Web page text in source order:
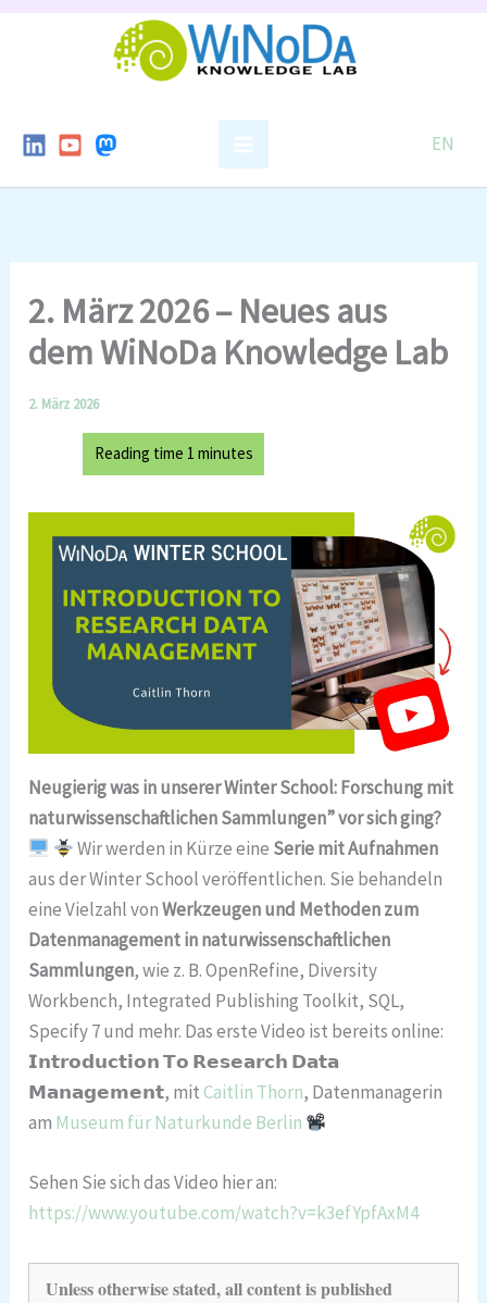
EN
2. März 2026 – Neues aus
dem WiNoDa Knowledge Lab
2. März 2026
Neugierig was in unserer Winter School: Forschung mit
naturwissenschaftlichen Sammlungen” vor sich ging?
Wir werden in Kürze eine Serie mit Aufnahmen
aus der Winter School veröffentlichen. Sie behandeln
eine Vielzahl vonWerkzeugen und Methoden zum
Datenmanagement in naturwissenschaftlichen
Sammlungen, wie z. B. OpenRefine, Diversity
Workbench, Integrated Publishing Toolkit, SQL,
Specify 7 und mehr. Das erste Video ist bereits online:
𝗜𝗻𝘁𝗿𝗼𝗱𝘂𝗰𝘁𝗶𝗼𝗻 𝗧𝗼 𝗥𝗲𝘀𝗲𝗮𝗿𝗰𝗵 𝗗𝗮𝘁𝗮
𝗠𝗮𝗻𝗮𝗴𝗲𝗺𝗲𝗻𝘁, mit Caitlin Thorn, Datenmanagerin
am Museum für Naturkunde Berlin
Sehen Sie sich das Video hier an:
https://www.youtube.com/watch?v=k3efYpfAxM4
Unless otherwise stated, all content is published